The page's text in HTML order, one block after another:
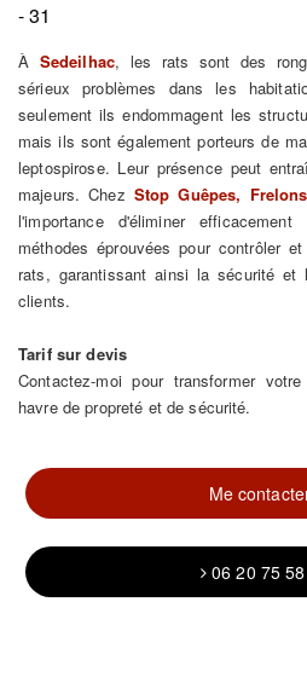
- 31
À Sedeilhac, les rats sont des
sérieux problèmes dans les
seulement ils endommagent les
mais ils sont également porteurs de
leptospirose. Leur présence peut
majeurs. Chez Stop Guêpes,
l'importance d'éliminer
méthodes éprouvées pour contrôler
rats, garantissant ainsi la sécurité et
clients.
Tarif sur devis
Contactez-moi pour transformer
havre de propreté et de sécurité.
Me
06 20 75 58